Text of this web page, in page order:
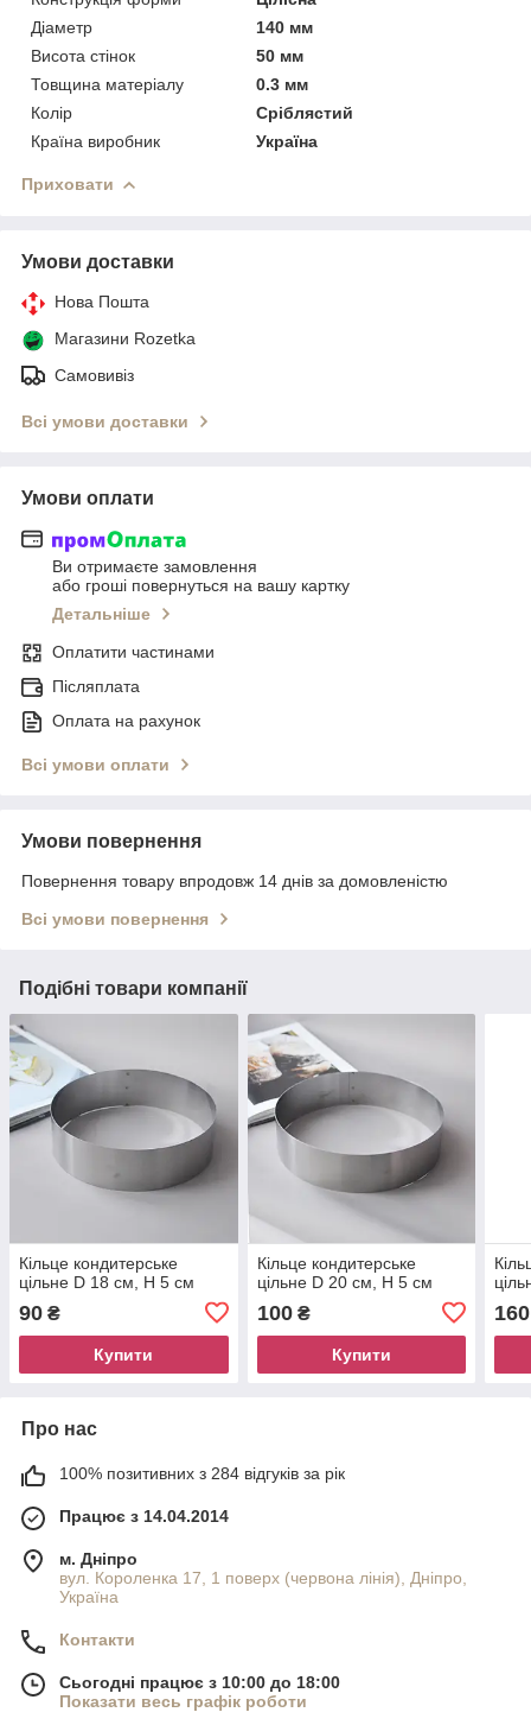
Діаметр
140 мм
Висота стінок
50 мм
Товщина матеріалу
0.3 мм
Колір
Сріблястий
Країна виробник
Україна
Приховати
Умови доставки
Нова Пошта
Магазини Rozetka
Самовивіз
Всі умови доставки
Умови оплати
Ви отримаєте замовлення
або гроші повернуться на вашу картку
Детальніше
Оплатити частинами
Післяплата
Оплата на рахунок
Всі умови оплати
Умови повернення
Повернення товару впродовж 14 днів за домовленістю
Всі умови повернення
Подібні товари компанії
Кільце кондитерське
цільне D 18 cм, H 5 см
90 ₴
Купити
Кільце кондитерське
цільне D 20 cм, H 5 см
100₴
Купити
160
Про нас
100% позитивних з 284 відгуків за рік
Працює з 14.04.2014
м. Дніпро
вул. Короленка 17, 1 поверх (червона лінія), Дніпро,
Україна
Контакти
Сьогодні працює з 10:00 до 18:00
Показати весь графік роботи